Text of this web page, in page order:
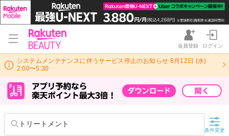
会員登録 ログイン
システムメンテナンスに伴うサービス停止のお知らせ 8月12日 (水)
2:00〜5:30
トリートメント
条件変更